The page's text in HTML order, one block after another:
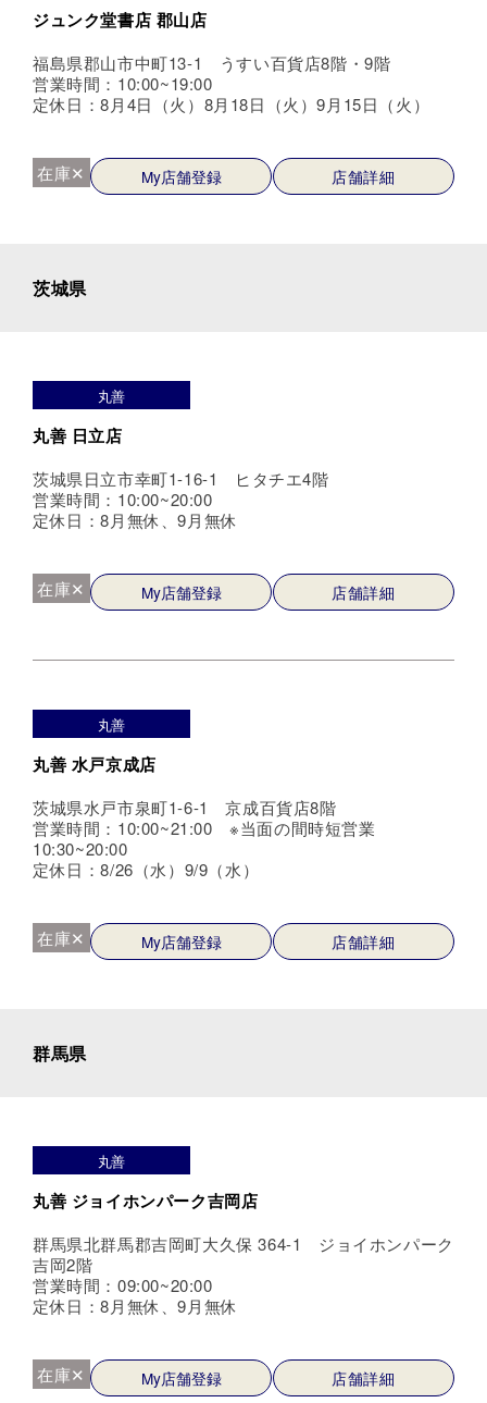
ジュンク堂書店 郡山店
福島県郡山市中町13-1 うすい百貨店8階・9階
営業時間：10:00~19:00
定休日：8月4日（火）8月18日（火）9月15日（火）
在庫✕ My店舗登録 店舗詳細
茨城県
丸善
丸善 日立店
茨城県日立市幸町1-16-1 ヒタチエ4階
営業時間：10:00~20:00
定休日：8月無休、9月無休
在庫✕ My店舗登録 店舗詳細
丸善
丸善 水戸京成店
茨城県水戸市泉町1-6-1 京成百貨店8階
営業時間：10:00~21:00 ※当面の間時短営業
10:30~20:00
定休日：8/26（水）9/9（水）
在庫✕ My店舗登録 店舗詳細
群馬県
丸善
丸善 ジョイホンパーク吉岡店
群馬県北群馬郡吉岡町大久保 364-1 ジョイホンパーク
吉岡2階
営業時間：09:00~20:00
定休日：8月無休、9月無休
在庫✕ My店舗登録 店舗詳細